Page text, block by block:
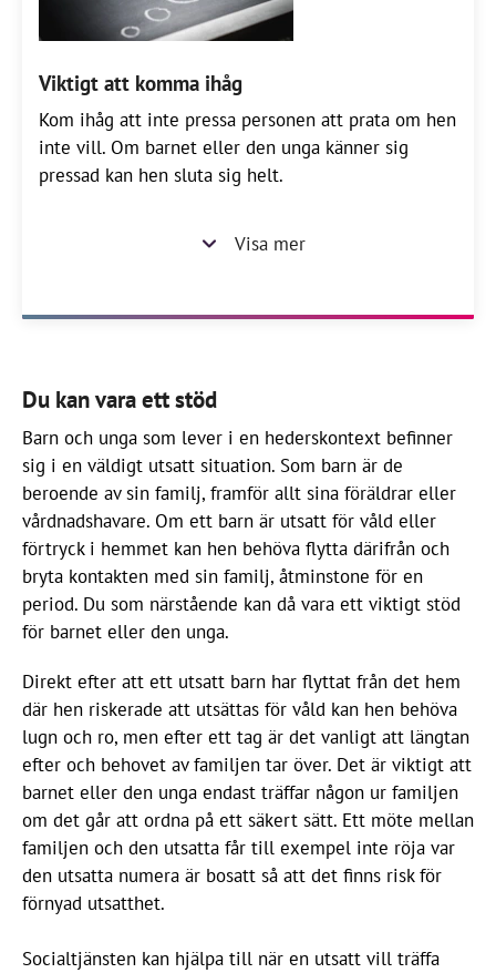
Viktigt att komma ihåg
Kom ihåg att inte pressa personen att prata om hen
inte vill. Om barnet eller den unga känner sig
pressad kan hen sluta sig helt.
Visa mer
Du kan vara ett stöd
Barn och unga som lever i en hederskontext befinner
sig i en väldigt utsatt situation. Som barn är de
beroende av sin familj, framför allt sina föräldrar eller
vårdnadshavare. Om ett barn är utsatt för våld eller
förtryck i hemmet kan hen behöva flytta därifrån och
bryta kontakten med sin familj, åtminstone för en
period. Du som närstående kan då vara ett viktigt stöd
för barnet eller den unga.
Direkt efter att ett utsatt barn har flyttat från det hem
där hen riskerade att utsättas för våld kan hen behöva
lugn och ro, men efter ett tag är det vanligt att längtan
efter och behovet av familjen tar över. Det är viktigt att
barnet eller den unga endast träffar någon ur familjen
om det går att ordna på ett säkert sätt. Ett möte mellan
familjen och den utsatta får till exempel inte röja var
den utsatta numera är bosatt så att det finns risk för
förnyad utsatthet.
Socialtjänsten kan hjälpa till när en utsatt vill träffa